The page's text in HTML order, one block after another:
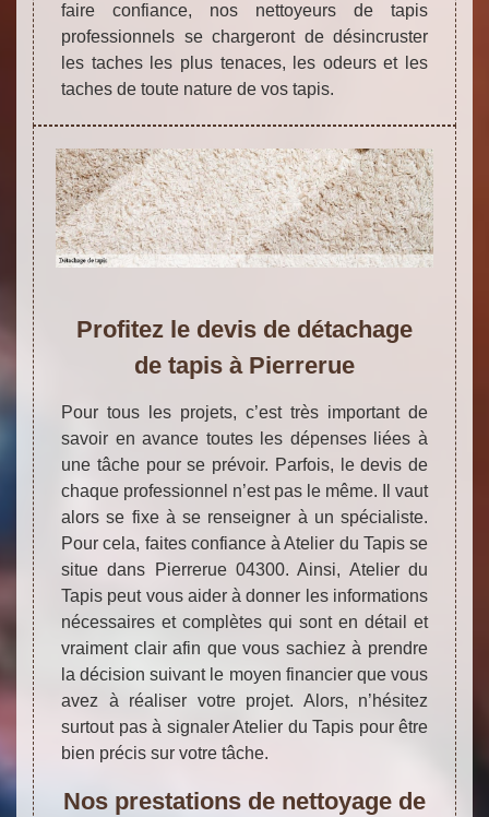
faire confiance, nos nettoyeurs de tapis
professionnels se chargeront de désincruster
les taches les plus tenaces, les odeurs et les
taches de toute nature de vos tapis.
Profitez le devis de détachage
de tapis à Pierrerue
Pour tous les projets, c’est très important de
savoir en avance toutes les dépenses liées à
une tâche pour se prévoir. Parfois, le devis de
chaque professionnel n’est pas le même. Il vaut
alors se fixe à se renseigner à un spécialiste.
Pour cela, faites confiance à Atelier du Tapis se
situe dans Pierrerue 04300. Ainsi, Atelier du
Tapis peut vous aider à donner les informations
nécessaires et complètes qui sont en détail et
vraiment clair afin que vous sachiez à prendre
la décision suivant le moyen financier que vous
avez à réaliser votre projet. Alors, n’hésitez
surtout pas à signaler Atelier du Tapis pour être
bien précis sur votre tâche.
Nos prestations de nettoyage de